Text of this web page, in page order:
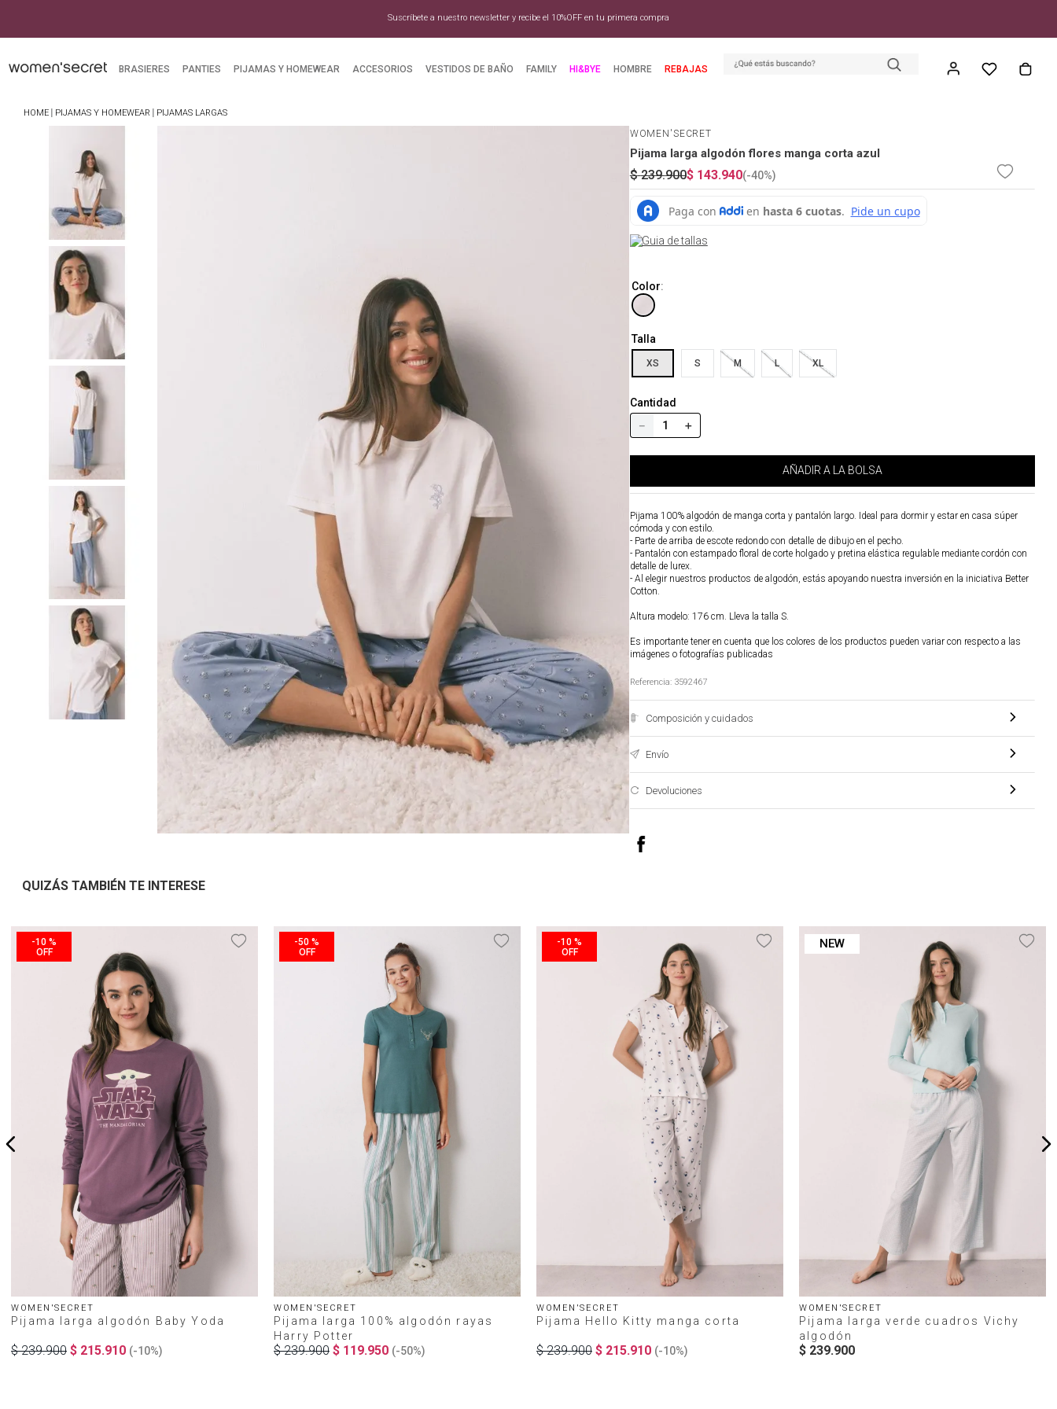
Presencia internacional en más de 60 países
BRASIERES PANTIES PIJAMAS Y HOMEWEAR ACCESORIOS VESTIDOS DE BAÑO FAMILY HI&BYE HOMBRE REBAJAS
PIJAMAS Y HOMEWEAR PIJAMAS LARGAS
WOMEN'SECRET
Pijama larga algodón flores manga corta azul
$ 239.900$ 143.940(-40%)
Guia de tallas
Color:
Talla
XS S M L XL
Cantidad
＋
－
AÑADIR A LA BOLSA
Pijama 100% algodón de manga corta y pantalón largo. Ideal para dormir y estar en casa súper
cómoda y con estilo.
- Parte de arriba de escote redondo con detalle de dibujo en el pecho.
- Pantalón con estampado floral de corte holgado y pretina elástica regulable mediante cordón con
detalle de lurex.
- Al elegir nuestros productos de algodón, estás apoyando nuestra inversión en la iniciativa Better
Cotton.
Altura modelo: 176 cm. Lleva la talla S.
Es importante tener en cuenta que los colores de los productos pueden variar con respecto a las
imágenes o fotografías publicadas
Referencia: 3592467
Composición y cuidados
Envío
Devoluciones
QUIZÁS TAMBIÉN TE INTERESE
-10 %
WOMEN'SECRET
Pijama larga algodón Baby Yoda
$ 239.900 $ 215.910 (-10%)
-50 %
WOMEN'SECRET
Pijama larga 100% algodón rayas
Harry Potter
$ 239.900 $ 119.950 (-50%)
-10 %
WOMEN'SECRET
Pijama Hello Kitty manga corta
$ 239.900 $ 215.910 (-10%)
NEW
WOMEN'SECRET
Pijama larga verde cuadros Vichy
algodón
$ 239.900